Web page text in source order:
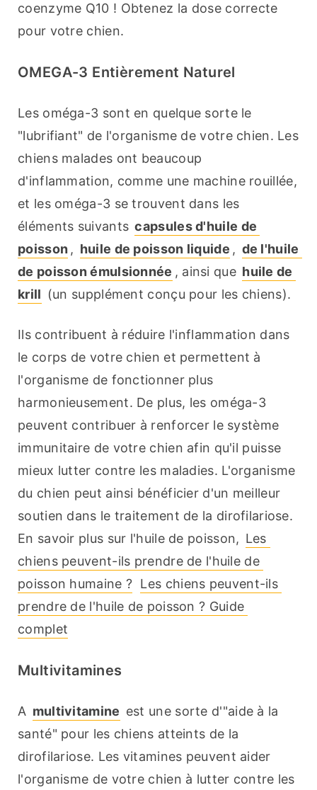
coenzyme Q10 ! Obtenez la dose correcte
pour votre chien.
OMEGA-3 Entièrement Naturel
Les oméga-3 sont en quelque sorte le
"lubrifiant" de l'organisme de votre chien. Les
chiens malades ont beaucoup
d'inflammation, comme une machine rouillée,
et les oméga-3 se trouvent dans les
éléments suivants capsules d'huile de
poisson , huile de poisson liquide , de l'huile
de poisson émulsionnée , ainsi que huile de
krill (un supplément conçu pour les chiens).
Ils contribuent à réduire l'inflammation dans
le corps de votre chien et permettent à
l'organisme de fonctionner plus
harmonieusement. De plus, les oméga-3
peuvent contribuer à renforcer le système
immunitaire de votre chien afin qu'il puisse
mieux lutter contre les maladies. L'organisme
du chien peut ainsi bénéficier d'un meilleur
soutien dans le traitement de la dirofilariose.
En savoir plus sur l'huile de poisson, Les
chiens peuvent-ils prendre de l'huile de
poisson humaine ? Les chiens peuvent-ils
prendre de l'huile de poisson ? Guide
complet
Multivitamines
A multivitamine est une sorte d'"aide à la
santé" pour les chiens atteints de la
dirofilariose. Les vitamines peuvent aider
l'organisme de votre chien à lutter contre les